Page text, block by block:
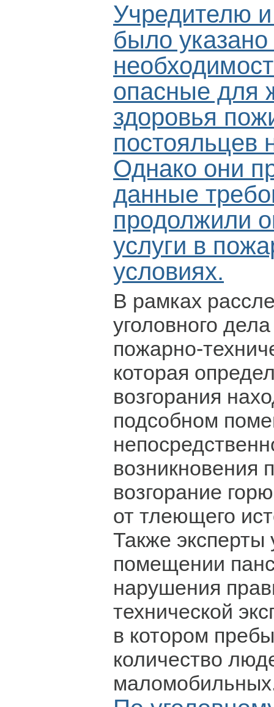
Учредителю
было указано
опасные для
здоровья
постояльцев
Однако они
данные
продолжили
услуги в
условиях.
В рамках
уголовного
пожарно-
которая
возгорания
подсобном
возникновения
возгорание
от тлеющего
Также эксперты
помещении
нарушения
технической
в котором
количество